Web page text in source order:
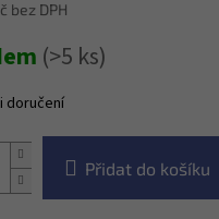
bez DPH
(>5 ks)
doručení
Přidat do košíku